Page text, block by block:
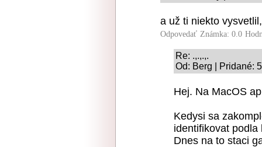
a už ti niekto
Odpovedať Známka: 0.0
Re: .,.,.,.
Od: Berg | Pridané:
Hej. Na MacOS
Kedysi sa
identifikovat podla
Dnes na to staci